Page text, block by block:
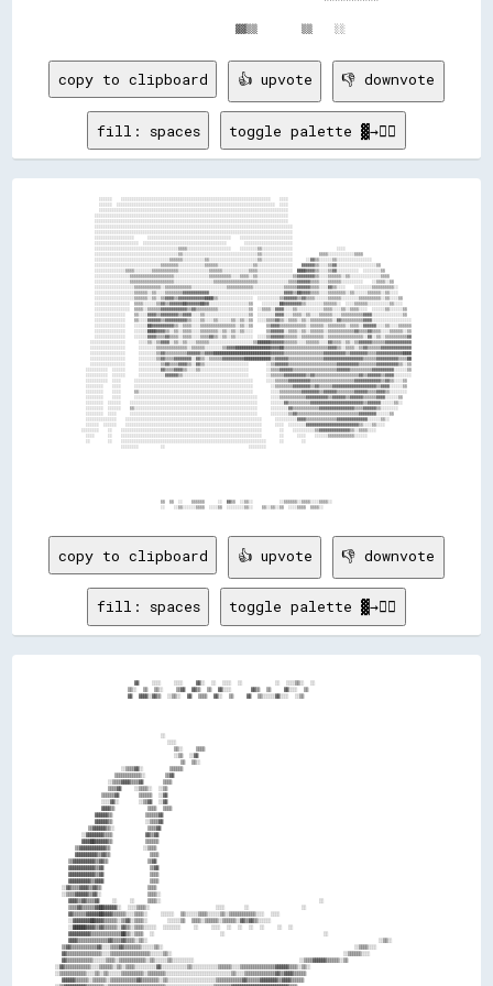
copy to clipboard 👍 upvote 👎 downvote
fill: spaces toggle palette ▓→✊🏽
        ░░░░░░    ░░░░░░░░░░░░░░░░░░░░░░░░░░░░░░░░░░░░░░░░░░░░░░░░░░░░░░░░░░░░░░░░░░░░    ░░░░
        ░░░░░░  ░░░░░░░░░░░░░░░░░░░░░░░░░░░░░░░░░░░░░░░░░░░░░░░░░░░░░░░░░░░░░░░░░░░░░░░░  ░░░░
        ░░░░░░░░░░░░░░░░░░░░░░░░░░░░░░░░░░░░░░░░░░░░░░░░░░░░░░░░░░░░░░░░░░░░░░░░░░░░░░░░░░░░░░
      ░░░░░░░░░░░░░░░░░░░░░░░░░░░░░░░░░░░░░░░░░░░░░░░░░░░░░░░░░░░░░░░░░░░░░░░░░░░░░░░░░░░░░░░░
      ░░░░░░░░░░░░░░░░░░░░░░░░░░░░░░░░░░░░░░░░░░░░░░░░░░░░░░░░░░░░░░░░░░░░░░░░░░░░░░░░░░░░░░░░
      ░░░░░░░░░░░░░░░░░░░░░░░░░░░░░░░░░░░░░░░░░░░░░░░░░░░░░░░░░░░░░░░░░░░░░░░░░░░░░░░░░░░░░░░░░░
      ░░░░░░░░░░░░░░░░░░░░░░░░░░░░░░░░░░░░░░░░░░░░░░░░░░░░░░░░░░░░░░░░░░░░░░░░░░░░░░░░░░░░░░░░░░
      ░░░░░░░░░░░░░░░░░░      ░░░░░░░░░░░░░░░░░░░░░░░░░░░░░░░░░░░░░░    ░░░░░░░░░░░░░░░░░░░░░░░░
      ░░░░░░░░░░░░░░░░░░░░  ░░░░░░░░░░░░░░░░░░░░░░░░░░░░░░░░░░░░░░        ░░░░░░░░░░░░░░░░░░░░░░
      ░░░░░░░░░░░░░░░░░░░░░░░░░░░░░░░░░░░░░░▒▒▒▒░░░░░░░░░░░░░░░░░░░░    ░░░░░░░░▒▒░░░░░░░░░░░░░░                    ░░░░
      ░░░░░░░░░░░░░░░░░░░░░░░░░░░░░░░░░░░░░░▒▒░░░░░░░░░░░░░░░░░░░░░░░░░░░░░░░░░░▒▒░░░░░░░░░░░░░░            ▒▒▒▒░░░░░░░░░░░░▒▒▒▒
      ░░░░░░░░░░░░░░░░░░░░░░░░░░░░░░░░░░▒▒▒▒▒▒░░░░░░░░░░▒▒░░░░░░░░░░░░░░░░░░░░░░▒▒░░░░░░░░░░░░░░      ░░▓▓▒▒░░░░░░▒▒░░░░░░░░░░░░░░░░
      ░░░░░░░░░░░░░░░░░░░░░░░░░░░░░░▒▒▒▒▒▒▒▒░░░░░░░░░░░░▒▒▒▒▒▒░░░░░░░░░░░░░░░░▒▒░░░░░░░░░░░░░░░░    ▓▓▓▓▓▓▒▒░░░░▒▒▓▓░░░░░░░░░░░░░░░░░░▒▒
      ░░░░░░░░░░░░░░▒▒▒▒░░░░░░░░▒▒▒▒▒▒▒▒▒▒▒▒░░░░░░░░░░░░░░▒▒▒▒▒▒░░░░░░░░░░░░▒▒▒▒░░░░░░░░░░░░░░░░  ████▓▓▓▓▒▒░░░░▒▒▓▓░░░░░░░░░░  ░░░░░░░░▒▒
      ░░░░░░░░░░░░░░░░▒▒▒▒▒▒▒▒▒▒▒▒▒▒▒▒▒▒▒▒░░░░░░░░░░░░░░░░▒▒▒▒▒▒▒▒▒▒░░░░▒▒▒▒░░▒▒░░░░░░░░░░░░░░░░▒▒▓▓▓▓▓▓▓▓▒▒░░░░▒▒▒▒▒▒░░▒▒░░░░░░░░░░░░░░▒▒▒▒
      ░░░░░░░░░░░░░░░░▒▒▒▒▒▒▒▒▒▒▒▒▒▒▒▒▒▒▒▒░░░░░░░░░░░░░░░░░░▒▒▒▒▒▒▒▒▒▒▒▒▒▒▒▒▒▒▒▒░░░░░░░░░░░░░░▒▒▒▒▓▓▓▓▓▓▒▒▒▒░░░░▒▒▒▒▒▒░░░░░░░░░░    ░░▒▒▒▒░░▒▒
      ░░░░░░░░░░░░░░░░░░▒▒▒▒▒▒▒▒▒▒▒▒░░▒▒▒▒▒▒▒▒▒▒▒▒░░░░░░░░░░░░░░░░▒▒▒▒▒▒▒▒▒▒▒▒░░░░░░░░░░░░░░▒▒▒▒▒▒▓▓▓▓▓▓▒▒▒▒░░░░▓▓▒▒░░░░    ░░░░░░░░▒▒▒▒▒▒▒▒▒▒░░
      ░░░░░░░░░░░░░░░░░░▒▒▒▒▒▒░░▒▒░░░░▒▒▒▒▒▒▒▒▓▓▓▓▓▓▓▓▓▓▓▓░░░░░░░░░░░░░░░░░░░░░░░░░░░░░░░░░░▓▓▓▓▒▒██▓▓▓▓▒▒▒▒░░░░▒▒▒▒▒▒▒▒░░▒▒░░░░░░▒▒▒▒▒▒░░▒▒░░░░
      ░░░░░░░░░░░░░░░░░░▒▒▒▒▒▒░░▒▒░░▒▒▓▓▓▓▒▒▓▓▓▓▓▓▓▓▓▓▓▓████▒▒░░░░░░░░░░░░░░░░  ░░░░░░░░░░▒▒▓▓▓▓▓▓▒▒▓▓▒▒▒▒░░░░░░▒▒▒▒▒▒░░░░░░░░▒▒▒▒▒▒▒▒▒▒░░▒▒░░░░▒▒
      ░░░░░░░░░░░░░░░░  ▒▒▒▒░░░░░░▒▒▓▓▒▒▓▓▓▓▓▓██▓▓▓▓▓▓██▓▓░░░░░░░░░░░░░░░░░░▒▒    ░░░░░░░░██▓▓▓▓▓▓▓▓▒▒░░░░░░░░▒▒▒▒▒▒░░  ░░░░▒▒▒▒▒▒░░░░░░░░░░▒▒░░░░
      ░░░░░░░░░░░░░░░░  ▒▒▒▒░░▒▒▒▒▒▒▓▓▓▓▓▓▓▓▓▓▓▓▒▒▓▓▒▒▒▒▒▒▒▒▒▒░░░░░░░░░░░░░░▒▒  ░░▒▒▒▒░░▓▓▓▓░░░░▒▒░░░░░░░░░░░░▒▒▒▒░░░░▒▒░░▒▒▒▒░░░░  ░░░░░░▒▒░░░░░░▒▒
      ░░░░░░░░░░░░░░    ▒▒░░░░▓▓▓▓▒▒▓▓▓▓▓▓▓▓▒▒▓▓▓▓░░░░▒▒░░░░░░░░░░░░░░░░░░░░▒▒  ░░░░░░░░▓▓▓▓░░░░▒▒▒▒░░▒▒░░░░▒▒▒▒▒▒░░░░▒▒▒▒▒▒▒▒▒▒▓▓▓▓░░░░░░░░░░░░░░▒▒
      ░░░░░░░░░░░░░░    ▒▒░░░░▓▓▓▓▓▓▒▒▓▓▓▓▓▓▓▓▓▓▒▒░░░░▒▒░░░░▒▒░░░░░░▒▒░░▒▒░░▒▒  ░░░░▒▒▒▒▓▓▒▒░░▒▒▒▒░░▒▒░░▒▒▒▒▒▒▒▒▒▒░░▓▓▒▒▒▒▒▒▒▒▒▒▓▓▓▓░░░░░░░░░░░░░░░░░░
      ░░░░░░░░░░░░░░    ░░░░░░██▓▓▓▓▓▓▓▓▓▓▒▒░░▒▒▒▒░░░░▒▒▒▒▒▒▒▒▒▒▒▒▒▒▒▒░░▒▒░░▒▒      ▒▒▓▓▓▓▒▒▒▒▒▒▒▒▒▒▒▒░░▒▒▒▒▒▒░░▒▒▒▒▒▒▒▒░░▒▒▒▒░░▓▓▓▓▓▓░░░░▒▒░░░░▒▒▒▒▒▒
      ░░░░░░░░░░░░░░    ░░░░░░████▓▓▓▓▒▒░░▒▒░░▒▒▒▒░░░░▒▒▒▒▒▒▒▒░░▒▒░░▒▒░░▒▒░░░░      ▒▒▓▓▓▓▓▓░░▒▒▒▒░░▒▒░░▒▒▒▒▒▒░░▒▒▒▒▒▒▒▒▒▒▒▒▓▓▒▒▒▒▓▓▒▒▒▒░░░░▒▒▒▒▒▒░░▒▒
      ░░░░░░░░░░░░░░    ░░░░░░▓▓▓▓▒▒▒▒▓▓▒▒▒▒░░▒▒▒▒░░░░▒▒▒▒▓▓▒▒░░▒▒░░▒▒░░░░░░░░  ░░░░▒▒▓▓▓▓▓▓▒▒▒▒▒▒░░▒▒▒▒▒▒▒▒▒▒░░▒▒▒▒▒▒▒▒▒▒▒▒▒▒▒▒░░▓▓░░▒▒░░▒▒▒▒▒▒▒▒▒▒▓▓
    ░░░░░░░░░░░░░░░░      ░░░░▒▒░░▒▒▓▓▓▓░░▒▒░░▒▒░░░░▒▒▒▒▒▒░░░░░░░░░░░░░░░░░░░░▒▒██████▓▓▓▓▓▓▒▒▒▒▒▒░░░░▒▒▒▒▒▒░░░░▓▓▒▒▒▒░░▒▒░░▒▒▓▓▓▓▓▓▒▒▒▒▒▒▓▓▓▓▓▓▓▓▓▓▓▓
    ░░░░░░░░░░░░░░░░      ░░░░░░░░▒▒▒▒▒▒▒▒▒▒▒▒▒▒░░▒▒▒▒▒▒░░░░░░░░▒▒▓▓▓▓████████████████▓▓▓▓██▒▒▒▒▒▒▒▒▒▒▒▒▒▒▒▒▒▒▒▒▓▓▓▓▒▒░░▒▒▒▒░░▒▒▓▓▒▒▒▒▒▒▓▓▓▓▓▓▓▓▓▓▓▓▓▓
    ░░░░░░░░░░░░░░░░      ░░░░░░░░▒▒▓▓▒▒▒▒▒▒▒▒▒▒▓▓▓▓▓▓▒▒▓▓▓▓██████████████████████████▓▓▓▓▓▓▒▒▒▒▒▒▒▒▒▒▒▒▒▒▒▒▒▒▓▓▓▓▓▓▓▓▓▓▒▒▓▓▓▓▓▓▓▓▒▒▒▒▓▓▓▓▓▓▓▓▓▓▓▓████
    ░░░░░░░░░░░░░░░░      ░░░░░░░░▒▒▓▓▒▒▒▒▓▓▓▓▓▓▓▓░░▓▓▒▒░░▒▒▒▒▒▒▓▓▓▓▓▓▓▓▓▓████████████▒▒▓▓▓▓▓▓▒▒▒▒▒▒▒▒▒▒▒▒▒▒▒▒▓▓▓▓▓▓▓▓▓▓▓▓▓▓▓▓▓▓▒▒▒▒▒▒▓▓▓▓▓▓▓▓▓▓▒▒▒▒██
    ░░░░░░░░░░░░░░░░      ░░░░░░░░░░▒▒▓▓▒▒▒▒▓▓▓▓▒▒░░▓▓▒▒░░░░░░░░░░░░░░░░░░░░        ░░▒▒▓▓▓▓▓▓▒▒▒▒▒▒▒▒▒▒▒▒▒▒▒▒▒▒▒▒▒▒▓▓▓▓▓▓▓▓▓▓▒▒▒▒▒▒▒▒▓▓▓▓▓▓▓▓▓▓▒▒░░▒▒
  ░░░░░░░░░░  ░░░░░░      ░░░░░░░░░░▓▓▒▒▒▒▓▓▓▓▒▒░░░░▒▒░░░░░░░░░░░░░░░░░░░░░░        ░░▒▒▒▒▓▓▓▓▓▓▒▒▒▒▒▒▒▒▒▒▒▒▒▒▒▒▒▒▒▒▓▓▓▓▓▓▒▒▒▒▒▒▒▒▒▒▓▓▓▓▓▓▓▓▓▓░░░░░░▒▒
  ░░░░░░░░░░  ░░░░░░      ░░░░░░░░░░░░▓▓▓▓▓▓▒▒░░░░░░░░░░░░░░░░░░░░░░░░░░░░░░        ░░▒▒▒▒▒▒▓▓▓▓▓▓▓▓▓▓▒▒▓▓▒▒▒▒▒▒▒▒▒▒▒▒▒▒▒▒▒▒▒▒▓▓▒▒▓▓▓▓▓▓▒▒▓▓▓▓░░░░░░░░
  ░░░░░░░░░░  ░░░░      ░░░░░░░░░░░░░░░░░░░░░░░░░░░░░░░░░░░░░░░░░░░░░░░░░░░░░░      ░░░░▒▒▒▒▒▒▓▓▓▓▓▓▓▓▓▓▒▒▒▒▒▒▒▒▒▒▒▒▒▒▒▒▒▒▒▒▓▓▓▓▓▓▓▓▓▓▓▓▒▒▓▓▒▒░░░░▒▒
  ░░░░░░░░    ░░░░      ░░░░░░░░░░░░░░░░░░░░░░░░░░░░░░░░░░░░░░░░░░░░░░░░░░░░░░        ░░▒▒▒▒▒▒▒▒▓▓▓▓▓▓▓▓▒▒▓▓▒▒▒▒▒▒▓▓▓▓▓▓▓▓▓▓▓▓▓▓▓▓▓▓▓▓▒▒▓▓▓▓░░░░░░▒▒
  ░░░░░░░░    ░░░░      ▒▒░░░░░░░░░░░░░░░░░░░░░░░░░░░░░░░░░░░░░░░░░░░░░░░░░░░░        ░░░░▒▒▒▒▒▒▒▒▒▒▓▓▓▓▓▓▓▓▒▒▓▓▓▓▓▓▒▒▒▒▒▒▒▒▓▓▓▓▓▓▒▒▒▒▓▓▓▓▒▒░░░░░░░░
  ░░░░░░░░    ░░░░      ░░░░░░░░░░░░░░░░░░░░░░░░░░░░░░░░░░░░░░░░░░░░░░░░░░░░░░░░      ░░░░▒▒▒▒▒▒▒▒▒▒▒▒▓▓▓▓▓▓▓▓▓▓▒▒▓▓▓▓▓▓▒▒▓▓▓▓▓▓▒▒▒▒▒▒▓▓▓▓░░░░░░▒▒
  ░░░░░░░░  ░░░░░░    ░░░░░░░░░░░░░░░░░░░░░░░░░░░░░░░░░░░░░░░░░░░░░░░░░░░░░░░░░░      ░░░░░░▓▓▒▒▒▒▒▒▒▒▒▒▓▓▓▓▓▓▓▓▓▓▓▓▓▓▓▓▓▓▓▓▓▓▓▓▒▒▓▓▓▓▓▓░░░░░░▒▒░░
  ░░░░░░░░  ░░░░░░    ▒▒░░░░░░░░░░░░░░░░░░░░░░░░░░░░░░░░░░░░░░░░░░░░░░░░░░░░░░░░      ░░░░░░░░▓▓▒▒▒▒▒▒▒▒▒▒▒▒▓▓▓▓▓▓▓▓▓▓▓▓▓▓▓▓▒▒▒▒▓▓▓▓▓▓▒▒░░░░░░░░
  ░░░░░░░░  ░░░░      ░░░░░░░░░░░░░░░░░░░░░░░░░░░░░░░░░░░░░░░░░░░░░░░░░░░░░░░░░░      ░░░░░░░░▒▒▓▓▒▒▒▒▒▒▒▒▒▒▒▒▒▒▒▒▒▒▒▒▒▒▒▒▒▒▒▒▓▓▓▓▓▓▓▓░░░░░░▒▒
  ░░░░░░░░░░░░░░    ░░░░░░░░░░░░░░░░░░░░░░░░░░░░░░░░░░░░░░░░░░░░░░░░░░░░░░░░░░░░░░      ░░░░░░░░░░▓▓▓▓▒▒▒▒▒▒▒▒▒▒▒▒▒▒▓▓▓▓▓▓▓▓▓▓▓▓▓▓░░░░░░▒▒░░
  ░░░░░░  ░░░░░░    ░░░░░░░░░░░░░░░░░░░░░░░░░░░░░░░░░░░░░░░░░░░░░░░░░░░░░░░░░░░░░░      ░░░░  ░░░░░░░░▓▓▓▓▓▓▓▓▓▓▓▓▓▓▓▓▓▓▓▓▓▓▓▓▒▒░░░░▒▒░░░░
░░░░░░░░    ░░    ░░░░░░░░░░░░░░░░░░░░░░░░░░░░░░░░░░░░░░░░░░░░░░░░░░░░░░░░░░░░░░░░        ░░    ░░░░░░░░░░▒▒▓▓▓▓▓▓▓▓▓▓▓▓▓▓▒▒░░▒▒▒▒░░░░
  ░░░░      ░░    ░░░░░░░░░░░░░░░░░░░░░░░░░░░░░░░░░░░░░░░░░░░░░░░░░░░░░░░░░░░░░░░░        ░░      ░░░░    ░░░░░░▒▒▒▒▒▒▒▒▒▒▒▒░░░░░░
  ░░        ░░    ░░░░░░░░░░░░░░░░░░░░░░░░░░░░░░░░░░░░░░░░░░░░░░░░░░░░░░░░░░░░░░░░░░      ░░        ░░
                  ░░░░░░░░          ░░                                      ░░░░░░░░
                                    ▒▒  ▒▒  ░░    ▒▒▒▒▒▒      ░░  ▓▓▒▒  ░░▒▒░░            ░░▒▒▒▒▒▒░░▒▒▒▒░░░░▒▒▒▒░░
copy to clipboard 👍 upvote 👎 downvote
fill: spaces toggle palette ▓→✊🏽
                        ▓▓    ░░░░    ░░░░    ▓▓░░  ░░  ░░░░  ░░          ░░  ░░░░▒▒░░  ░░
                      ▒▒░░  ▒▒  ▒▒░░    ▒▒▓▓  ▓▓▒▒  ▒▒  ▓▓░░░░      ▓▓▒▒  ▒▒    ▓▓░░░░  ▒▒
                      ▓▓  ▓▓▓▓░░▓▓▒▒  ░░▒▒░░  ▓▓  ▒▒▒▒  ▓▓░░  ▒▒    ▓▓  ▒▒░░░░░░▓▓░░░░  ░░▒▒
                                ░░
                                  ░░░░
                                    ▒▒░░    ▒▒▒▒
                                    ░░▒▒  ░░▓▓
                                      ▒▒  ▒▒░░
                    ░░▒▒▒▒▓▓░░        ▒▒▒▒▒▒
                  ▒▒▒▒▒▒▒▒▒▒▒▒░░      ▒▒▓▓
                ░░▒▒▒▒▓▓▓▓▒▒▒▒▓▓      ▒▒▒▒
                ▒▒▒▒▓▓    ░░▒▒▒▒░░  ░░▒▒
              ▒▒▒▒▒▒▓▓      ▒▒▒▒▒▒  ░░▓▓
              ░░░░▓▓░░      ░░▒▒▓▓  ░░▓▓
              ▓▓▓▓▒▒          ▒▒▒▒  ▒▒▒▒
            ▓▓▓▓▓▓▒▒          ▒▒▒▒▒▒▓▓
            ▓▓▓▓▓▓▒▒          ░░▒▒▒▒▓▓
          ▒▒▓▓▓▓▓▓▒▒░░          ▒▒▒▒▓▓
        ░░▓▓▓▓▓▓▓▓▒▒▒▒          ▓▓▒▒▓▓
        ▓▓▓▓██▓▓▓▓▓▓▒▒          ▒▒▒▒▒▒
      ▒▒▓▓▓▓▓▓▓▓▓▓▓▓▒▒          ░░▒▒▒▒
      ▓▓▓▓▓▓▓▓▓▓▒▒▓▓▒▒            ▒▒▒▒
    ▒▒▓▓▓▓▓▓▓▓▓▓▒▒▓▓▒▒            ▒▒▓▓
    ▓▓▓▓▓▓▓▓▓▓▓▓▒▒▓▓              ▒▒▓▓
    ▓▓▓▓▓▓▓▓▓▓▓▓▒▒▓▓              ▒▒▒▒
    ▓▓▓▓▓▓▓▓▓▓▒▒▓▓▓▓              ▒▒▒▒
  ░░▓▓▒▒▒▒▓▓▓▓▒▒▓▓▒▒              ▒▒▒▒
  ░░▒▒▒▒▓▓▓▓▓▓▒▒▓▓░░              ▒▒▒▒░░
    ▓▓▓▓▒▒▓▓▒▒▒▒▓▓    ░░    ░░    ▒▒▒▒░░                                                ░░
    ▒▒▒▒▓▓▒▒▒▒▒▒▓▓██▓▓▓▓▓▓░░  ░░░░▒▒▒▒░░                    ░░░░      ░░                ░░
    ▓▓▒▒▒▒▒▒▓▓▓▓▓▓██▓▓▓▓▒▒▒▒▒▒░░░░▒▒▒▒░░    ░░░░░░  ▒▒░░░░░░▒▒▒▒░░░░░░▒▒░░▒▒▒▒▒▒▒▒▒▒▒▒░░░░  ░░░░
    ░░▓▓▓▓▓▓▓▓██▓▓▓▓▒▒▒▒▒▒░░▒▒▓▓░░▒▒▒▒░░      ░░░░░░▒▒  ▒▒▒▒░░▒▒▒▒▒▒░░▒▒▒▒▒▒░░▓▓▒▒▓▓▒▒░░░░░░
    ░░██████▓▓▓▓▒▒▓▓▒▒▒▒▒▒░░▓▓▒▒░░▒▒▒▒░░░░░░  ░░░░░░░░    ░░    ░░░░  ░░  ░░  ░░  ░░    ░░  ░░
    ▓▓▓▓▓▓▓▓▓▓▒▒▒▒▒▒▒▒▒▒▒▒▒▒██▒▒░░▒▒▒▒  ░░                    ░░                              ░░
    ▓▓▓▓▒▒▒▒▒▒▒▒▒▒▒▒▒▒▓▓▒▒▒▒▓▓▒▒▒▒░░▒▒░░                                                                      ░░▒▒░░
  ▒▒▓▓▒▒▒▒▒▒▒▒▒▒▒▒▓▓░░░░▒▒▒▒▓▓▒▒▒▒▒▒▒▒░░░░░░▒▒░░                                                          ░░▒▒▒▒░░░░
  ▓▓▒▒▒▒▒▒▒▒▒▒▒▒▒▒▒▒░░░░▒▒▒▒▒▒▒▒▒▒▒▒▒▒▒▒▒▒░░░░░░▒▒░░                                                    ░░▒▒▒▒▒▒░░░░
  ▓▓▒▒▒▒▒▒▒▒▒▒▒▒░░░░░░▒▒▒▒░░▒▒▒▒▒▒▒▒▒▒▒▒░░▒▒░░░░░░▒▒░░░░░░░░░░                                ░░▒▒▒▒▓▓▓▓▓▓▒▒▒▒▒▒░░▒▒
░░▓▓▒▒▒▒▒▒▒▒▒▒▒▒░░░░▒▒▒▒▒▒░░▒▒░░▒▒▒▒░░░░░░░░░░▓▓░░░░░░░░░░░░▒▒░░░░░░░░░░░░▒▒▒▒▒▒░░░░▒▒▒▒▒▒▒▒▒▒▒▒▒▒▒▒▓▓▓▓▓▓▒▒▒▒░░▒▒░░
░░▒▒▒▒▒▒▒▒▒▒▒▒░░░░▒▒░░▒▒░░░░░░▒▒▒▒▒▒▒▒▒▒░░▒▒▒▒▒▒▒▒░░░░░░░░░░░░░░░░░░░░░░░░░░░░░░▒▒░░░░▒▒▒▒▒▒▒▒▒▒▒▒▒▒▓▓▒▒▓▓▓▓▒▒▒▒▒▒
  ▓▓▓▓▓▓▒▒▒▒▒▒░░▒▒▒▒▒▒░░▒▒▒▒▒▒▒▒▒▒▒▒▓▓▒▒▒▒▒▒▒▒░░▒▒░░░░░░░░░░░░░░░░░░░░░░▒▒▒▒▒▒▒▒▒▒▒▒▓▓▒▒▒▒▒▒▓▓▓▓▓▓▓▓▒▒▓▓▓▓▒▒▒▒▒▒